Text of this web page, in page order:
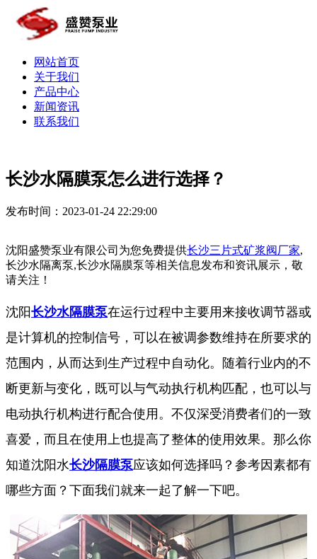
网站首页
关于我们
产品中心
新闻资讯
联系我们
长沙水隔膜泵怎么进行选择？
发布时间：2023-01-24 22:29:00
沈阳盛赞泵业有限公司为您免费提供长沙三片式矿浆阀厂家,
长沙水隔离泵,长沙水隔膜泵等相关信息发布和资讯展示，敬
请关注！
沈阳长沙水隔膜泵在运行过程中主要用来接收调节器或
是计算机的控制信号，可以在被调参数维持在所要求的
范围内，从而达到生产过程中自动化。随着行业内的不
断更新与变化，既可以与气动执行机构匹配，也可以与
电动执行机构进行配合使用。不仅深受消费者们的一致
喜爱，而且在使用上也提高了整体的使用效果。那么你
知道沈阳水长沙隔膜泵应该如何选择吗？参考因素都有
哪些方面？下面我们就来一起了解一下吧。